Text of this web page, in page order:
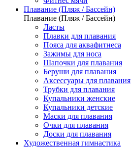
Плавание (Пляж / Бассейн)
Плавание (Пляж / Бассейн)
Ласты
Плавки для плавания
Пояса для аквафитнеса
Зажимы для носа
Шапочки для плавания
Беруши для плавания
Аксессуары для плавания
Трубки для плавания
Купальники женские
Купальники детские
Маски для плавания
Очки для плавания
Доски для плавания
Художественная гимнастика